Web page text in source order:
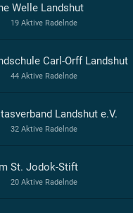
Welle Landshut
19 Aktive Radelnde
Carl-Orff Landshut
44 Aktive Radelnde
Landshut e.V.
32 Aktive Radelnde
St. Jodok-Stift
20 Aktive Radelnde